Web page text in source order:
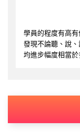
學員的程度有高
發現不論聽、說
均進步幅度相當